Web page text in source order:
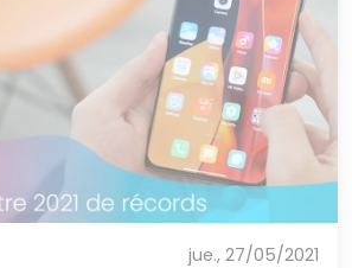
jue., 27/05/2021